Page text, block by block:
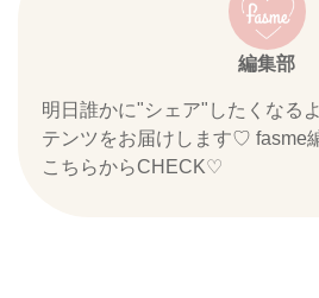
編集部
明日誰かに"シェア"したくなる
テンツをお届けします♡ fasme
こちらからCHECK♡